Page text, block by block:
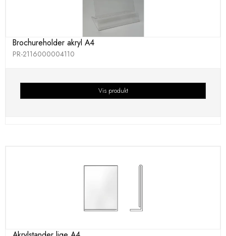
Brochureholder akryl A4
PR-2116000004110
Vis produkt